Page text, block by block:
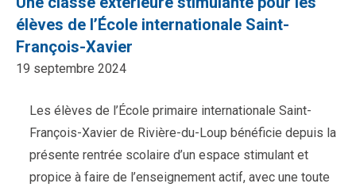
élèves de l’École internationale Saint-
François-Xavier
19 septembre 2024
Les élèves de l’École primaire internationale Saint-
François-Xavier de Rivière-du-Loup bénéficie depuis la
présente rentrée scolaire d’un espace stimulant et
propice à faire de l’enseignement actif, avec une toute